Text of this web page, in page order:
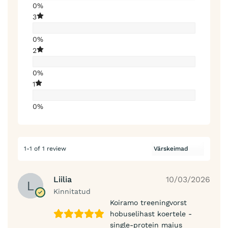
0%
3
0%
2
0%
1
0%
1-1 of 1 review
Liilia
Kinnitatud
10/03/2026
Koiramo treeningvorst
hobuselihast koertele -
single-protein maius